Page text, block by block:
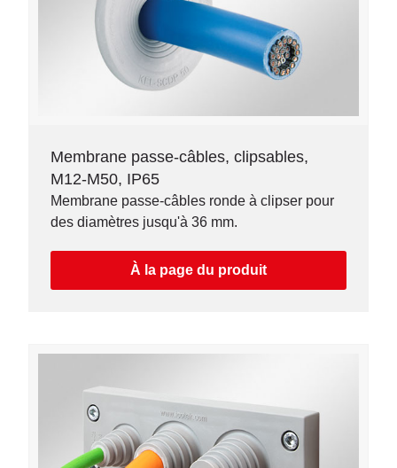
Membrane passe-câbles, clipsables,
M12-M50, IP65
Membrane passe-câbles ronde à clipser pour
des diamètres jusqu'à 36 mm.
À la page du produit